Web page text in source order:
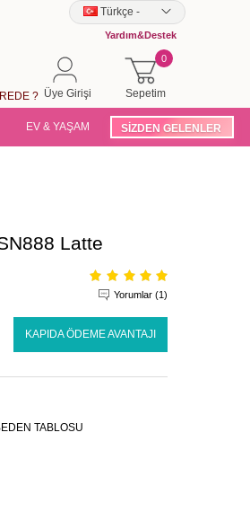
Türkçe -
Yardım&Destek
Sepetim
0
Üye Girişi
?
EV & YAŞAM SİZDEN GELENLER
Latte
Yorumlar (1)
KAPIDA ÖDEME AVANTAJI
TABLOSU